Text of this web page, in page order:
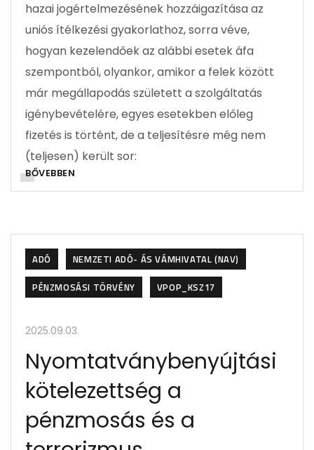
hazai jogértelmezésének hozzáigazítása az
uniós ítélkezési gyakorlathoz, sorra véve,
hogyan kezelendőek az alábbi esetek áfa
szempontból, olyankor, amikor a felek között
már megállapodás született a szolgáltatás
igénybevételére, egyes esetekben előleg
fizetés is történt, de a teljesítésre még nem
(teljesen) került sor:
BŐVEBBEN
ADÓ
NEMZETI ADÓ- ÁS VÁMHIVATAL (NAV)
PÉNZMOSÁSI TÖRVÉNY
VPOP_KSZ17
2025.09.03.
Nyomtatványbenyújtási
kötelezettség a
pénzmosás és a